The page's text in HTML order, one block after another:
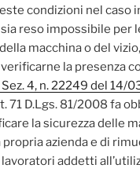
condizioni nel caso
sia reso impossibile per
macchina o del
la presenza
Sez. 4, n. 22249 del 14/
71 D.Lgs. 81/2008 fa
la sicurezza delle
azienda e di
addetti